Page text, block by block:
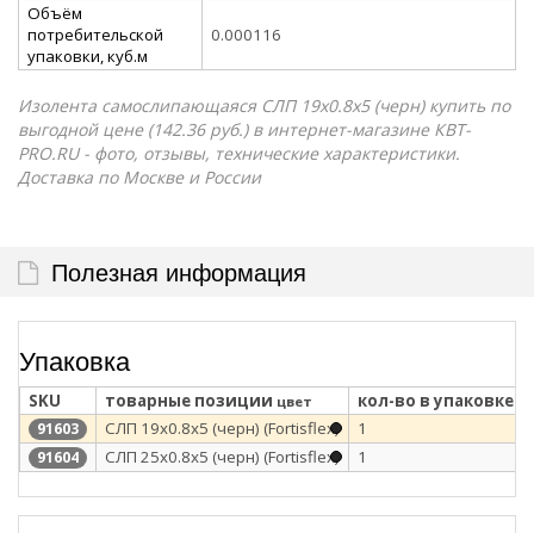
Объём
потребительской
упаковки, куб.м
0.000116
Изолента самослипающаяся СЛП 19х0.8х5 (черн) купить по
выгодной цене (142.36 руб.) в интернет-магазине КВТ-
PRO.RU - фото, отзывы, технические характеристики.
Доставка по Москве и России
Полезная информация
Упаковка
SKU товарные позиции цвет кол-во в упаковке
91603 СЛП 19х0.8х5 (черн) (Fortisflex) 1
91604 СЛП 25х0.8х5 (черн) (Fortisflex) 1